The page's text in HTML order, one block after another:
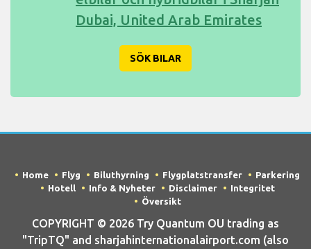
Dubai, United Arab Emirates
SÖK BILAR
Home Flyg Biluthyrning Flygplatstransfer
Parkering
Hotell
Info & Nyheter Disclaimer
Integritet
Översikt
COPYRIGHT © 2026 Try Quantum OU trading as
"TripTQ" and sharjahinternationalairport.com (also